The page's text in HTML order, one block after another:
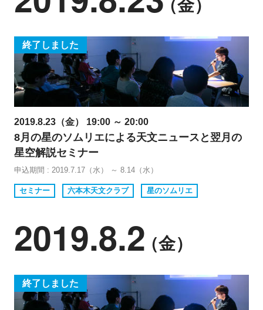
終了しました
2019.8.23（金） 19:00 ～ 20:00
8月の星のソムリエによる天文ニュースと翌月の
星空解説セミナー
申込期間 : 2019.7.17（水） ～ 8.14（水）
セミナー 六本木天文クラブ 星のソムリエ
2019.8.2（金）
終了しました